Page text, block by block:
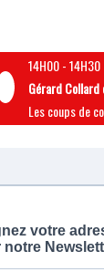
14H00-14H30
Gérard Collard
Les coups de